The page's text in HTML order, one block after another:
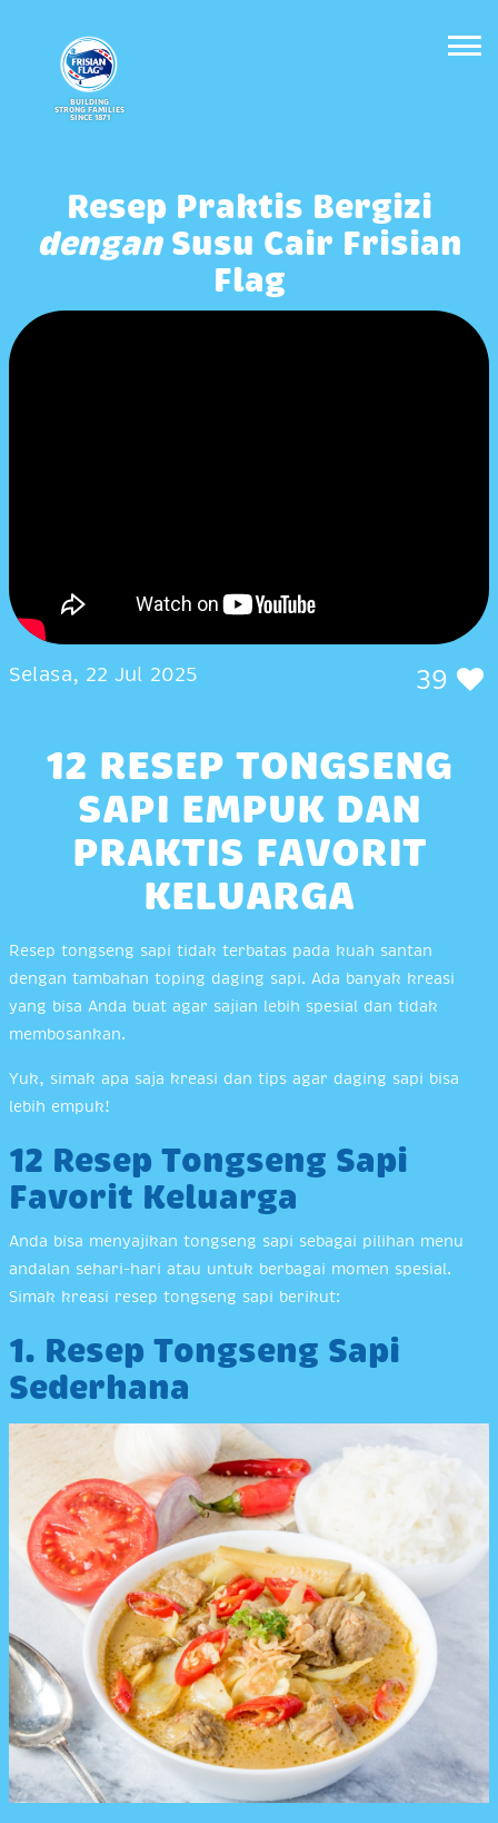
BUILDING
STRONG FAMILIES
SINCE 1871
Resep Praktis Bergizi
denganSusu Cair Frisian
Flag
Selasa, 22 Jul 2025 39
12 RESEP TONGSENG
SAPI EMPUK DAN
PRAKTIS FAVORIT
KELUARGA
Resep tongseng sapi tidak terbatas pada kuah santan
dengan tambahan toping daging sapi. Ada banyak kreasi
yang bisa Anda buat agar sajian lebih spesial dan tidak
membosankan.
Yuk, simak apa saja kreasi dan tips agar daging sapi bisa
lebih empuk!
12 Resep Tongseng Sapi
Favorit Keluarga
Anda bisa menyajikan tongseng sapi sebagai pilihan menu
andalan sehari-hari atau untuk berbagai momen spesial.
Simak kreasi resep tongseng sapi berikut:
1. Resep Tongseng Sapi
Sederhana